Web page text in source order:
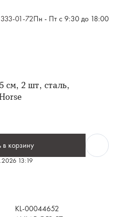
01-72Пн - Пт с 9:30 до 18:00
см, 2 шт, сталь,
13:19
в корзину
KL-00044652